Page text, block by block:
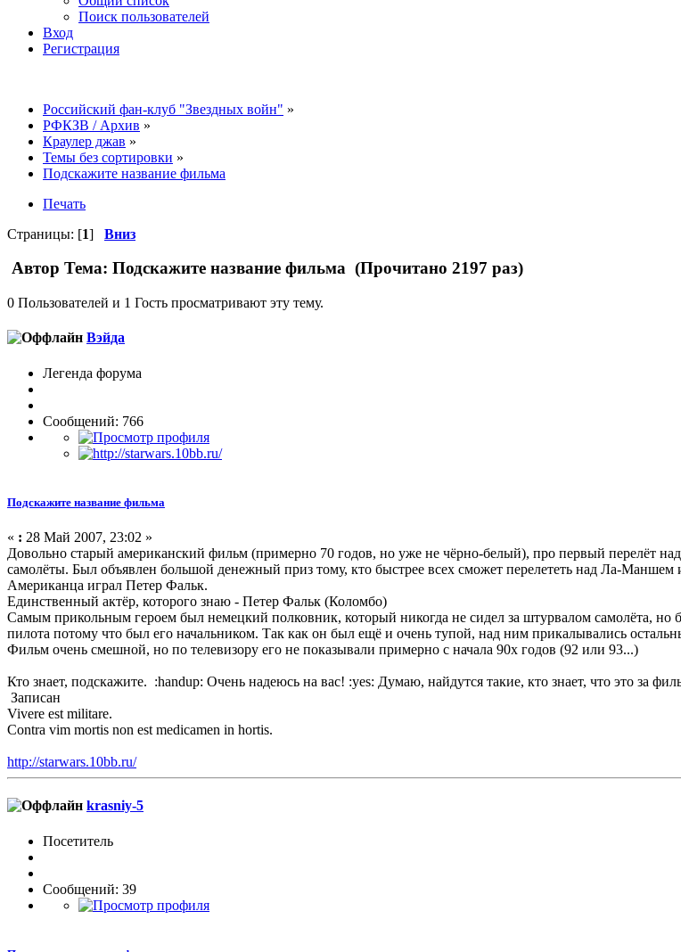
Поиск пользователей
Вход
Регистрация
Российский фан-клуб "Звездных войн" »
РФКЗВ / Архив »
Краулер джав »
Темы без сортировки »
Подскажите название фильма
Печать
Страницы: [1] Вниз
Автор Тема: Подскажите название фильма (Прочитано 2197 раз)
0 Пользователей и 1 Гость просматривают эту тему.
Вэйда
Легенда форума
Сообщений: 766
Подскажите название фильма
« : 28 Май 2007, 23:02 »
Довольно старый американский фильм (примерно 70 годов, но уже не чёрно-белый), про первый перелёт
самолёты. Был объявлен большой денежный приз тому, кто быстрее всех сможет перелететь над Ла-
Американца играл Петер Фальк.
Единственный актёр, которого знаю - Петер Фальк (Коломбо)
Самым прикольным героем был немецкий полковник, который никогда не сидел за штурвалом самолёта, но
пилота потому что был его начальником. Так как он был ещё и очень тупой, над ним прикалывались
Фильм очень смешной, но по телевизору его не показывали примерно с начала 90х годов (92 или 93...)
Кто знает, подскажите. :handup: Очень надеюсь на вас! :yes: Думаю, найдутся такие, кто знает, что это за
Записан
Vivere est militare.
Contra vim mortis non est medicamen in hortis.
http://starwars.10bb.ru/
krasniy-5
Посетитель
Сообщений: 39